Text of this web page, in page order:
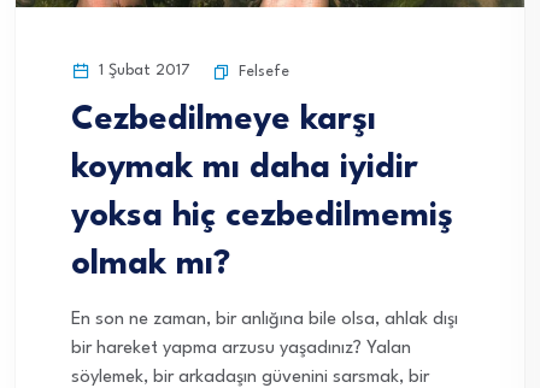
1 Şubat 2017 Felsefe
Cezbedilmeye karşı
koymak mı daha iyidir
yoksa hiç cezbedilmemiş
olmak mı?
En son ne zaman, bir anlığına bile olsa, ahlak dışı
bir hareket yapma arzusu yaşadınız? Yalan
söylemek, bir arkadaşın güvenini sarsmak, bir